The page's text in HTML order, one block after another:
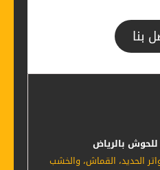
بنا
بالرياض
الحديد، القماش، والخشب